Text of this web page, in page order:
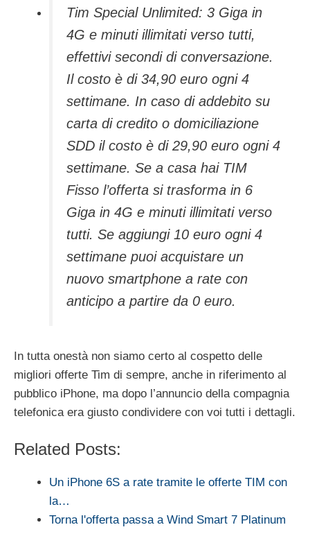
Tim Special Unlimited: 3 Giga in
4G e minuti illimitati verso tutti,
effettivi secondi di conversazione.
Il costo è di 34,90 euro ogni 4
settimane. In caso di addebito su
carta di credito o domiciliazione
SDD il costo è di 29,90 euro ogni 4
settimane. Se a casa hai TIM
Fisso l’offerta si trasforma in 6
Giga in 4G e minuti illimitati verso
tutti. Se aggiungi 10 euro ogni 4
settimane puoi acquistare un
nuovo smartphone a rate con
anticipo a partire da 0 euro.
In tutta onestà non siamo certo al cospetto delle
migliori offerte Tim di sempre, anche in riferimento al
pubblico iPhone, ma dopo l’annuncio della compagnia
telefonica era giusto condividere con voi tutti i dettagli.
Related Posts:
Un iPhone 6S a rate tramite le offerte TIM con
la…
Torna l'offerta passa a Wind Smart 7 Platinum